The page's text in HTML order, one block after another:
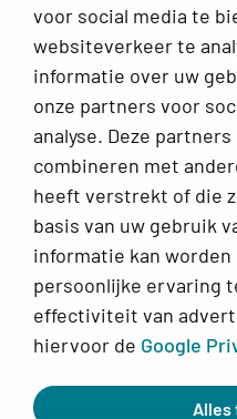
voor social media te
websiteverkeer te
informatie over uw
onze partners voor
analyse. Deze
combineren met
heeft verstrekt of die
basis van uw gebruik
informatie kan
persoonlijke ervaring
effectiviteit van
hiervoor de Google
Alles
Infoplein
Veelgestelde vragen
Alles voor jouw klachten
Over Ellesie
Werkwijze, ons team en
klachten
Vanwege grote
nieuwe